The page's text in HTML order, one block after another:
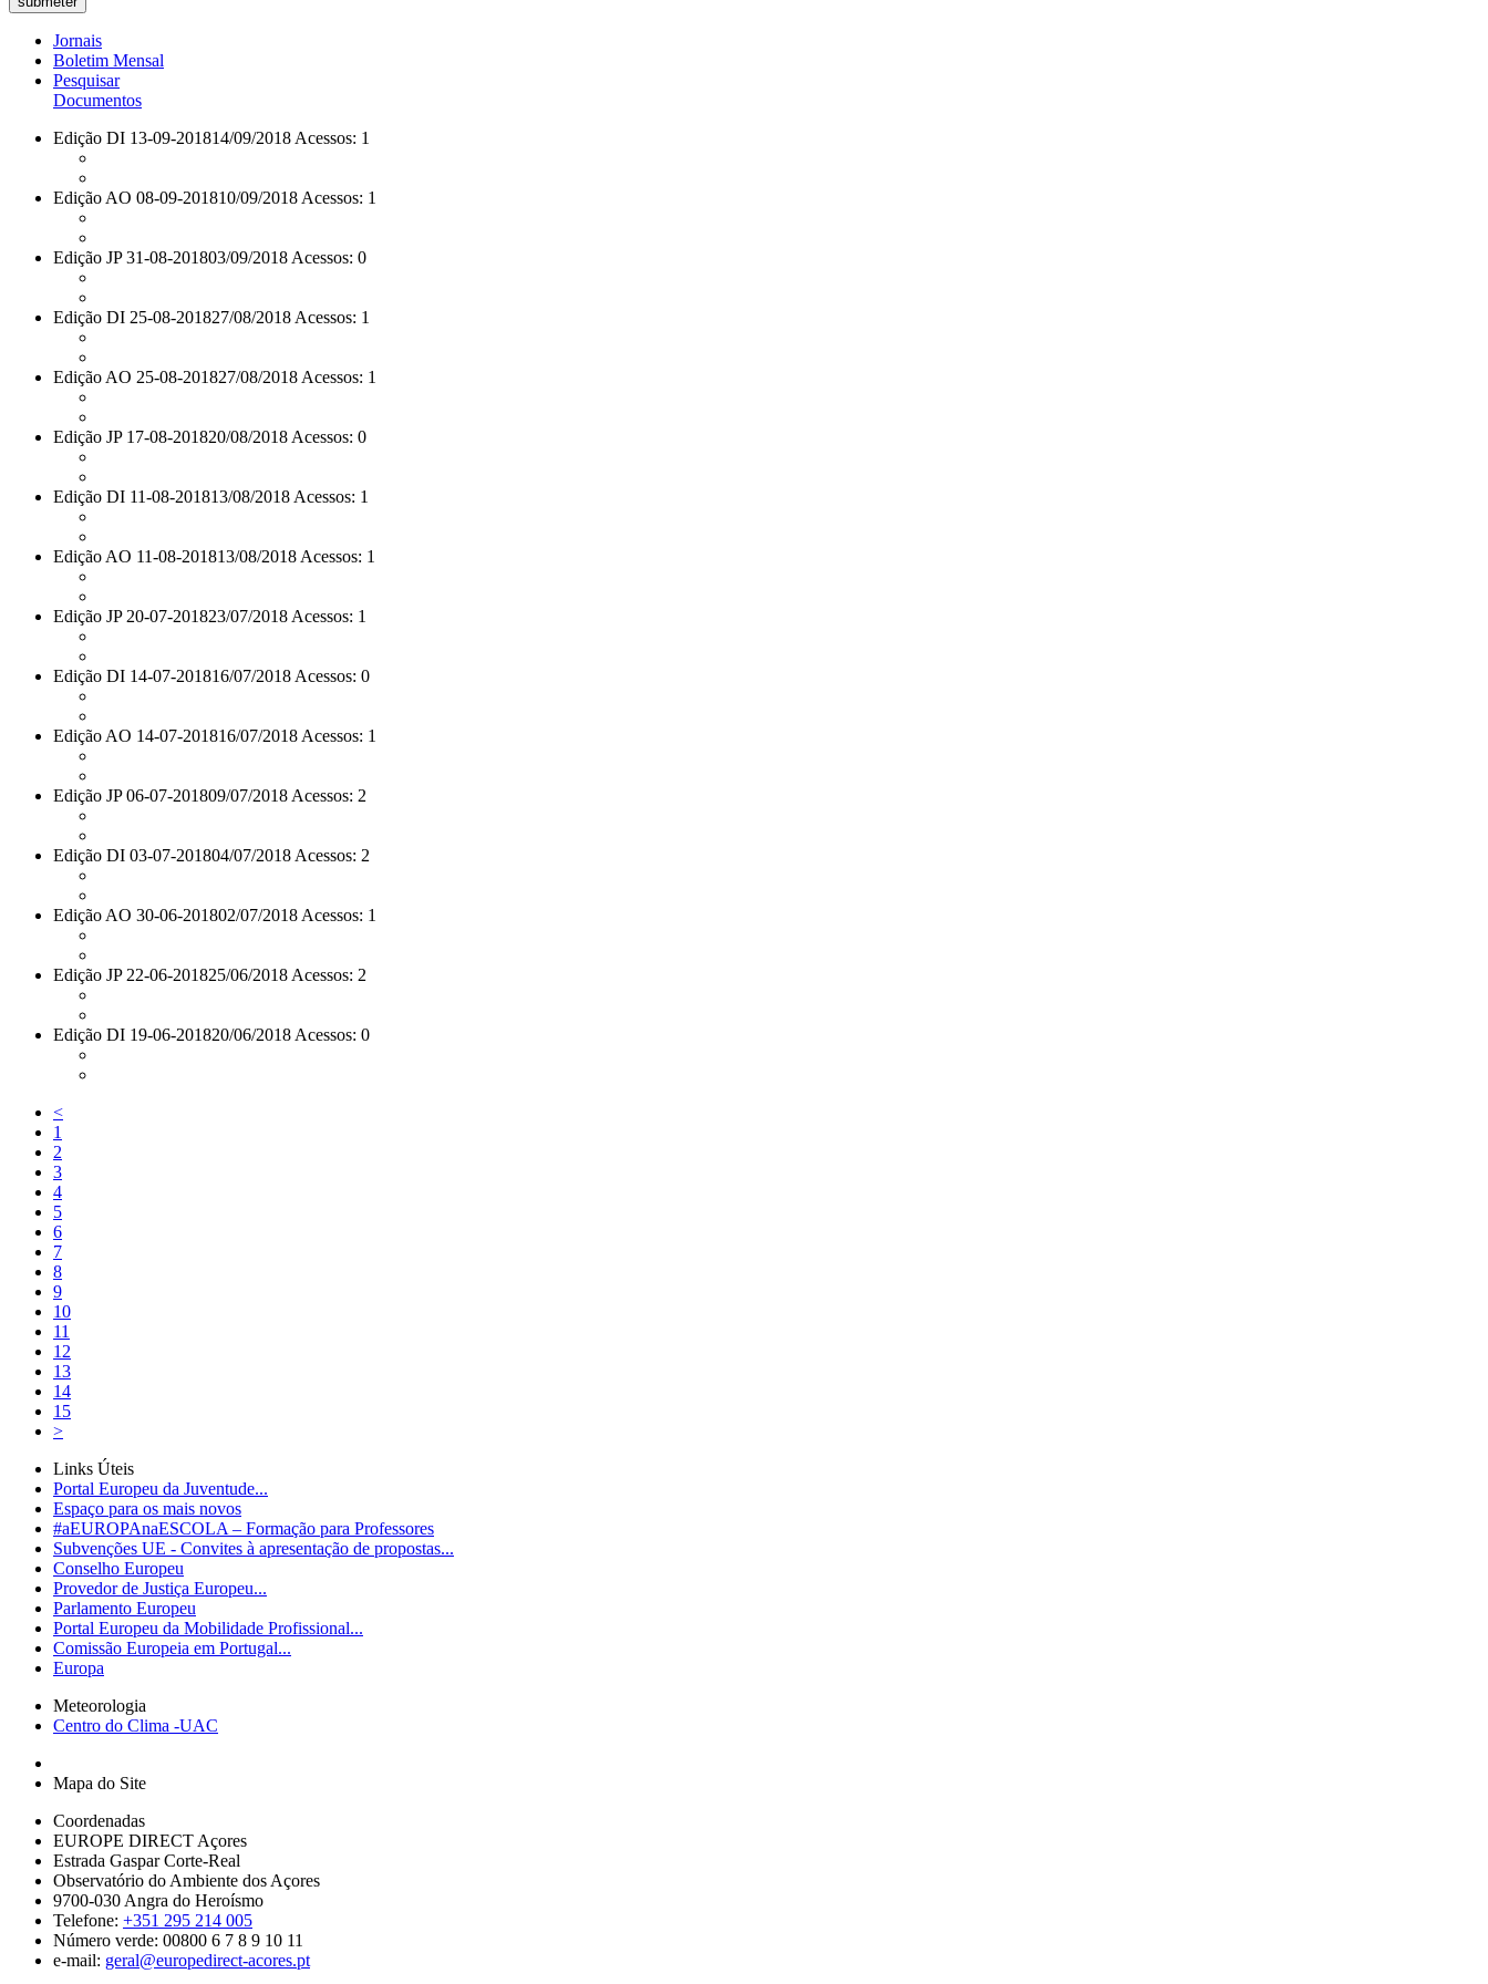
Jornais
Boletim Mensal
Pesquisar
Documentos
Edição DI 13-09-201814/09/2018 Acessos: 1
Edição AO 08-09-201810/09/2018 Acessos: 1
Edição JP 31-08-201803/09/2018 Acessos: 0
Edição DI 25-08-201827/08/2018 Acessos: 1
Edição AO 25-08-201827/08/2018 Acessos: 1
Edição JP 17-08-201820/08/2018 Acessos: 0
Edição DI 11-08-201813/08/2018 Acessos: 1
Edição AO 11-08-201813/08/2018 Acessos: 1
Edição JP 20-07-201823/07/2018 Acessos: 1
Edição DI 14-07-201816/07/2018 Acessos: 0
Edição AO 14-07-201816/07/2018 Acessos: 1
Edição JP 06-07-201809/07/2018 Acessos: 2
Edição DI 03-07-201804/07/2018 Acessos: 2
Edição AO 30-06-201802/07/2018 Acessos: 1
Edição JP 22-06-201825/06/2018 Acessos: 2
Edição DI 19-06-201820/06/2018 Acessos: 0
<
1
2
3
4
5
6
7
8
9
10
11
12
13
14
15
>
Links Úteis
Portal Europeu da Juventude...
Espaço para os mais novos
#aEUROPAnaESCOLA – Formação para Professores
Subvenções UE - Convites à apresentação de propostas...
Conselho Europeu
Provedor de Justiça Europeu...
Parlamento Europeu
Portal Europeu da Mobilidade Profissional...
Comissão Europeia em Portugal...
Europa
Meteorologia
Centro do Clima -UAC
Mapa do Site
Coordenadas
EUROPE DIRECT Açores
Estrada Gaspar Corte-Real
Observatório do Ambiente dos Açores
9700-030 Angra do Heroísmo
Telefone: +351 295 214 005
Número verde: 00800 6 7 8 9 10 11
e-mail: geral@europedirect-acores.pt